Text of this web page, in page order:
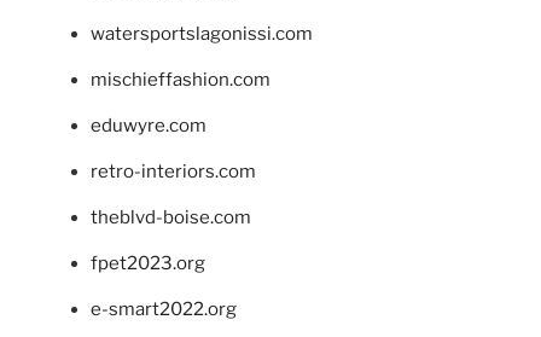
watersportslagonissi.com
mischieffashion.com
eduwyre.com
retro-interiors.com
theblvd-boise.com
fpet2023.org
e-smart2022.org